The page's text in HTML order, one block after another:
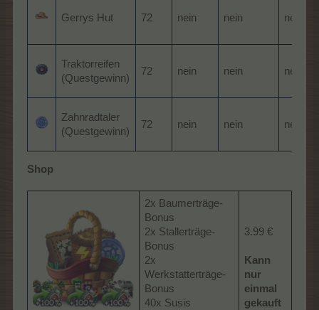
Gerrys Hut 72 nein nein nein
Traktorreifen
(Questgewinn)
72 nein nein nein
Zahnradtaler
(Questgewinn)
72 nein nein nein
Shop
2x Baumerträge-
Bonus
2x Stallerträge-
Bonus
2x
Werkstatterträge-
Bonus
40x Susis
3.99 €
Kann
nur
einmal
gekauft